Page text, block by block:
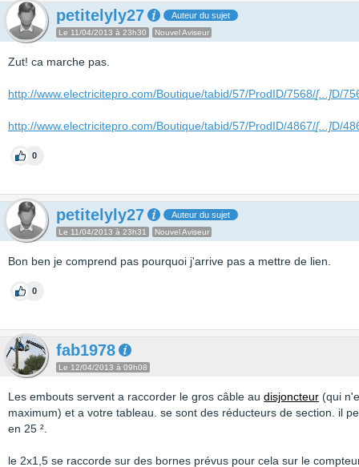
petitelyly27 Auteur du sujet
Le 11/04/2013 à 23h30 Nouvel Aviseur
Zut! ca marche pas.
http://www.electricitepro.com/Boutique/tabid/57/ProdID/7568/[...]D/
http://www.electricitepro.com/Boutique/tabid/57/ProdID/4867/[...]D/
0
petitelyly27 Auteur du sujet
Le 11/04/2013 à 23h31 Nouvel Aviseur
Bon ben je comprend pas pourquoi j'arrive pas a mettre de lien.
0
fab1978
Le 12/04/2013 à 09h08
Les embouts servent a raccorder le gros câble au disjoncteur (qui
maximum) et a votre tableau. se sont des réducteurs de section. il
en 25 ².
le 2x1,5 se raccorde sur des bornes prévus pour cela sur le